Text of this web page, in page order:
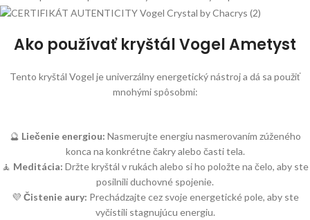
Ako používať kryštál Vogel Ametyst
Tento kryštál Vogel je univerzálny energetický nástroj a dá sa použiť
mnohými spôsobmi:
🔮 Liečenie energiou: Nasmerujte energiu nasmerovaním zúženého
konca na konkrétne čakry alebo časti tela.
🧘 Meditácia: Držte kryštál v rukách alebo si ho položte na čelo, aby ste
posilnili duchovné spojenie.
💜 Čistenie aury: Prechádzajte cez svoje energetické pole, aby ste
vyčistili stagnujúcu energiu.